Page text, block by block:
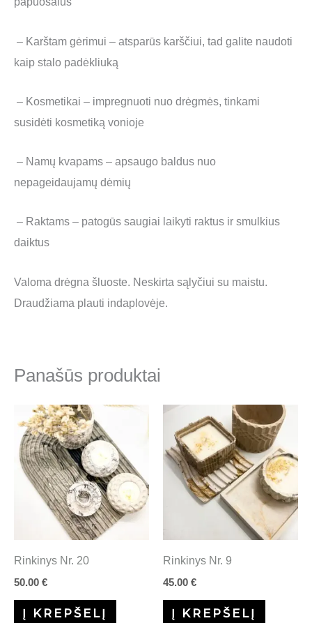
– Karštam gėrimui – atsparūs karščiui, tad galite naudoti
kaip stalo padėkliuką
– Kosmetikai – impregnuoti nuo drėgmės, tinkami
susidėti kosmetiką vonioje
– Namų kvapams – apsaugo baldus nuo
nepageidaujamų dėmių
– Raktams – patogūs saugiai laikyti raktus ir smulkius
daiktus
Valoma drėgna šluoste. Neskirta sąlyčiui su maistu.
Draudžiama plauti indaplovėje.
Panašūs produktai
Rinkinys Nr. 20
50.00 €
Į KREPŠELĮ
Rinkinys Nr. 9
45.00 €
Į KREPŠELĮ